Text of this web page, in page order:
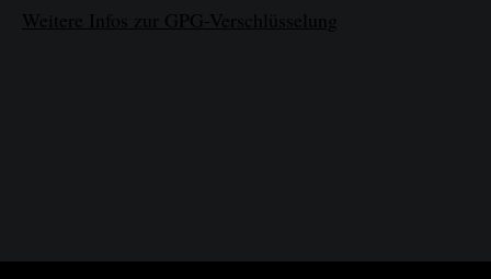
Weitere Infos zur GPG-Verschlüsselung